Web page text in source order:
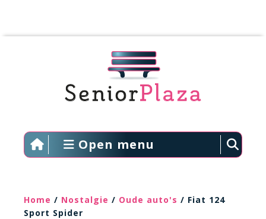
Open menu
Home / Nostalgie / Oude auto's / Fiat 124
Sport Spider